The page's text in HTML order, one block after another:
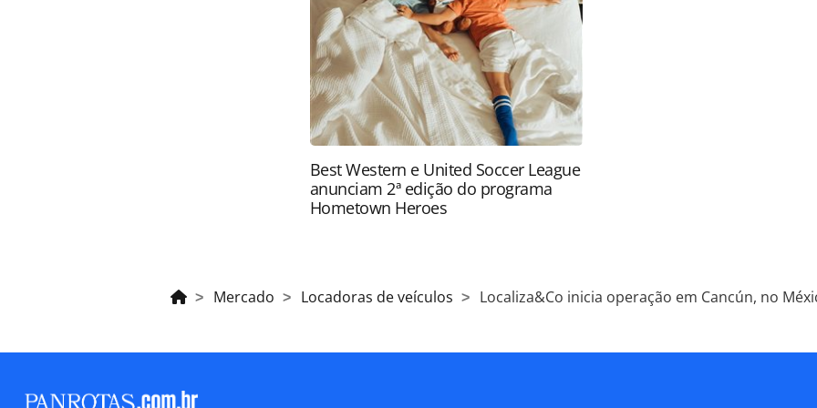
brasileira sobre direito autoral. Não reproduza o conteúdo sem autorização da
PANROTAS Editora (copyright@panrotas.com.br).
Best Western e United Soccer League
anunciam 2ª edição do programa
Hometown Heroes
Mercado Locadoras de veículos Localiza&Co inicia operação em Cancún, no